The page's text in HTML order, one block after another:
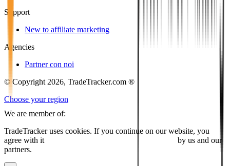
Support
New to affiliate marketing
Agencies
Partner con noi
© Copyright 2026, TradeTracker.com ®
Choose your region
We are member of:
TradeTracker uses cookies. If you continue on our website, you
agree with it
by us and our
partners.